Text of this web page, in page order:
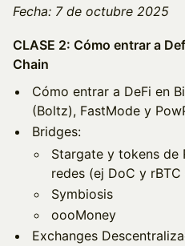
Fecha: 7 de octubre 2025
CLASE 2: Cómo entrar a
Chain
Cómo entrar a DeFi en
(Boltz), FastMode y
Bridges:
Stargate y tokens de
redes (ej DoC y
Symbiosis
oooMoney
Exchanges